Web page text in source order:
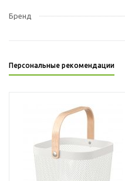
Бренд
Персональные рекомендации